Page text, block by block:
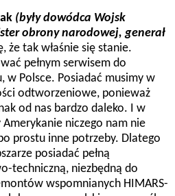
(były dowódca Wojsk
obrony narodowej, generał
że tak właśnie się stanie.
pełnym serwisem do
w Polsce. Posiadać musimy w
odtworzeniowe, ponieważ
od nas bardzo daleko. I w
niczego nam nie
prostu inne potrzeby. Dlatego
posiadać pełną
techniczną, niezbędną do
wspomnianych HIMARS-